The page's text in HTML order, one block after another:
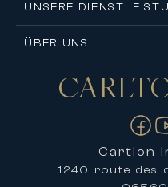
UNSERE
ÜBER UNS
Kontakt
Cartlon
1240 route des